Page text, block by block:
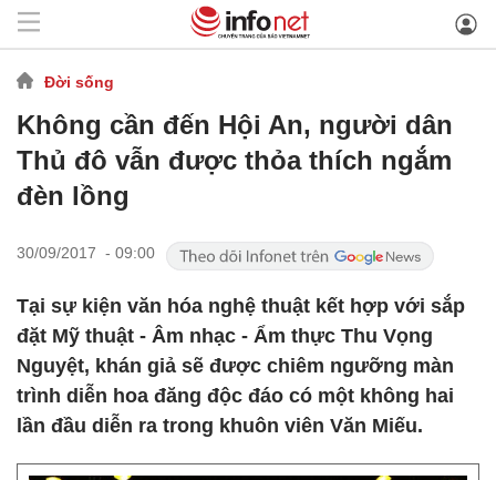
Đời sống
Không cần đến Hội An, người dân
Thủ đô vẫn được thỏa thích ngắm
đèn lồng
30/09/2017 - 09:00
Tại sự kiện văn hóa nghệ thuật kết hợp với sắp
đặt Mỹ thuật - Âm nhạc - Ẩm thực Thu Vọng
Nguyệt, khán giả sẽ được chiêm ngưỡng màn
trình diễn hoa đăng độc đáo có một không hai
lần đầu diễn ra trong khuôn viên Văn Miếu.